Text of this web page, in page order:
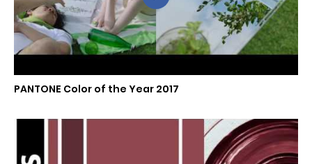
PANTONE Color of the Year 2017